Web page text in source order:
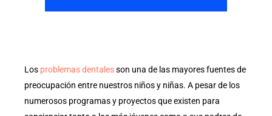
Los problemas dentalesson una de las mayores fuentes de
preocupación entre nuestros niños y niñas. A pesar de los
numerosos programas y proyectos que existen para